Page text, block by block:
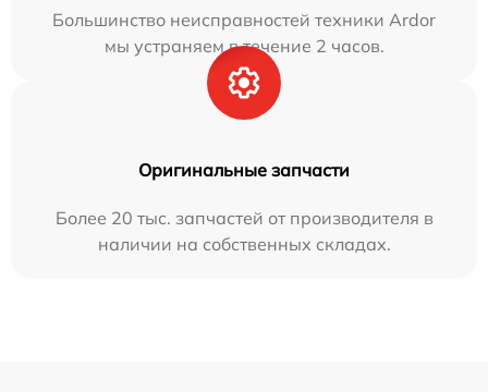
Большинство неисправностей техники Ardor
мы устраняем в течение 2 часов.
Оригинальные запчасти
Более 20 тыс. запчастей от производителя в
наличии на собственных складах.